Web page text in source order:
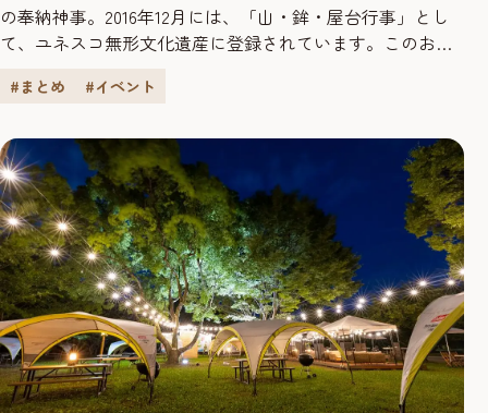
の奉納神事。2016年12月には、「山・鉾・屋台行事」とし
て、ユネスコ無形文化遺産に登録されています。このお祭
用される道具に独特の言い回しがたくさんあります。ここ
から始まった！ 山笠を構成する7つの流（ながれ）とは？
街を疾走する...
#まとめ #イベント